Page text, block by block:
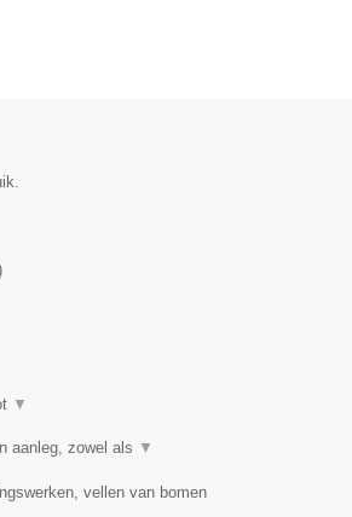
▼
aanleg, zowel als ▼
vellen van bomen